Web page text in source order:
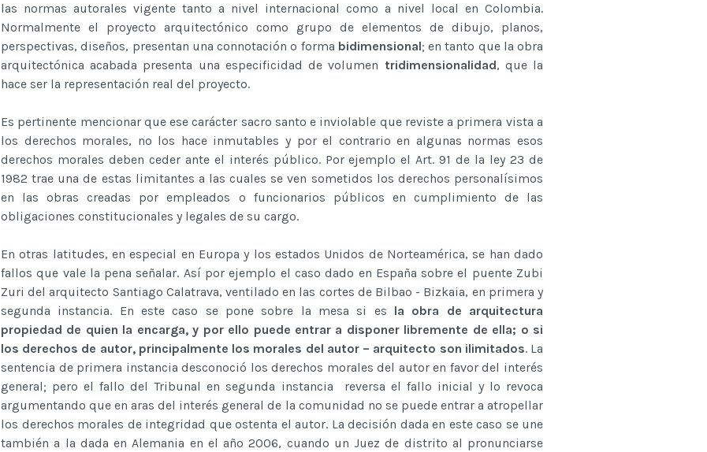
las normas autorales vigente tanto a nivel internacional como a nivel local en Colombia.
Normalmente el proyecto arquitectónico como grupo de elementos de dibujo, planos,
perspectivas, diseños, presentan una connotación o forma bidimensional; en tanto que la obra
arquitectónica acabada presenta una especificidad de volumen tridimensionalidad, que la
hace ser la representación real del proyecto.
Es pertinente mencionar que ese carácter sacro santo e inviolable que reviste a primera vista a
los derechos morales, no los hace inmutables y por el contrario en algunas normas esos
derechos morales deben ceder ante el interés público. Por ejemplo el Art. 91 de la ley 23 de
1982 trae una de estas limitantes a las cuales se ven sometidos los derechos personalísimos
en las obras creadas por empleados o funcionarios públicos en cumplimiento de las
obligaciones constitucionales y legales de su cargo.
En otras latitudes, en especial en Europa y los estados Unidos de Norteamérica, se han dado
fallos que vale la pena señalar. Así por ejemplo el caso dado en España sobre el puente Zubi
Zuri del arquitecto Santiago Calatrava, ventilado en las cortes de Bilbao - Bizkaia, en primera y
segunda instancia. En este caso se pone sobre la mesa si es la obra de arquitectura
propiedad de quien la encarga, y por ello puede entrar a disponer libremente de ella; o si
los derechos de autor, principalmente los morales del autor – arquitecto son ilimitados. La
sentencia de primera instancia desconoció los derechos morales del autor en favor del interés
general; pero el fallo del Tribunal en segunda instancia reversa el fallo inicial y lo revoca
argumentando que en aras del interés general de la comunidad no se puede entrar a atropellar
los derechos morales de integridad que ostenta el autor. La decisión dada en este caso se une
también a la dada en Alemania en el año 2006, cuando un Juez de distrito al pronunciarse